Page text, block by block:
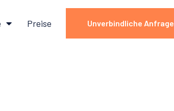
Preise Unverbindliche Anfrage